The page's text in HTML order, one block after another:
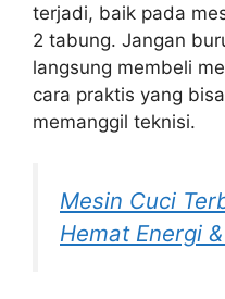
terjadi, baik pada
2 tabung. Jangan
langsung membeli
cara praktis yang
memanggil teknisi.
Mesin Cuci
Hemat Energi